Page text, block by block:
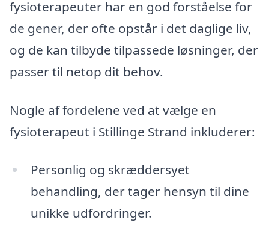
fysioterapeuter har en god forståelse for
de gener, der ofte opstår i det daglige liv,
og de kan tilbyde tilpassede løsninger, der
passer til netop dit behov.
Nogle af fordelene ved at vælge en
fysioterapeut i Stillinge Strand inkluderer:
Personlig og skræddersyet
behandling, der tager hensyn til dine
unikke udfordringer.